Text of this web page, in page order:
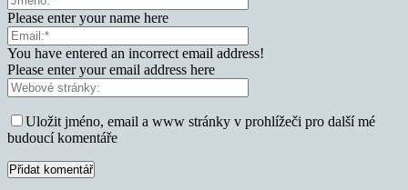
Please enter your name here
You have entered an incorrect email address!
Please enter your email address here
Uložit jméno, email a www stránky v prohlížeči pro další mé
budoucí komentáře